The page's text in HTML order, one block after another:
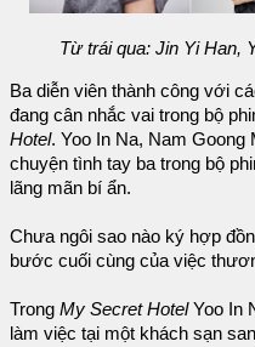
Từ trái qua: Jin Yi Han,
Ba diễn viên thành công với
đang cân nhắc vai trong bộ
Hotel. Yoo In Na, Nam Goong
chuyện tình tay ba trong bộ
lãng mãn bí ẩn.
Chưa ngôi sao nào ký hợp
bước cuối cùng của việc
Trong My Secret HotelYoo In
làm việc tại một khách sạn